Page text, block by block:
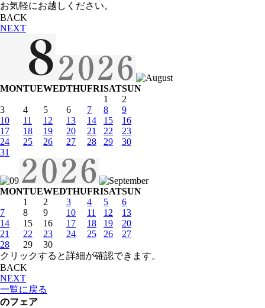
お気軽にお越しください。
BACK
NEXT
MONTUEWEDTHUFRISATSUN
1
2
3
4 5 6 7 8
9
10
11 12 13 14 15
16
17
18 19 20 21 22
23
24
25 26 27 28 29
30
31
MONTUEWEDTHUFRISATSUN
1
2 3 4 5
6
7
8 9 10 11 12
13
14
15 16 17 18 19
20
21
22 23 24 25 26
27
28
29
30
クリックすると詳細が確認できます。
BACK
NEXT
一覧に戻る
のフェア